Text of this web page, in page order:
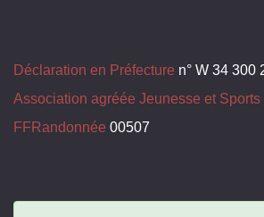
Déclaration en Préfecture n° W 34 300
Association agréée Jeunesse et Sports
FFRandonnée 00507